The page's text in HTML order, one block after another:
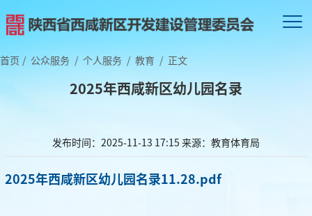
首页 / 公众服务 / 个人服务 / 教育 / 正文
2025年西咸新区幼儿园名录
发布时间：2025-11-13 17:15 来源：教育体育局
2025年西咸新区幼儿园名录11.28.pdf